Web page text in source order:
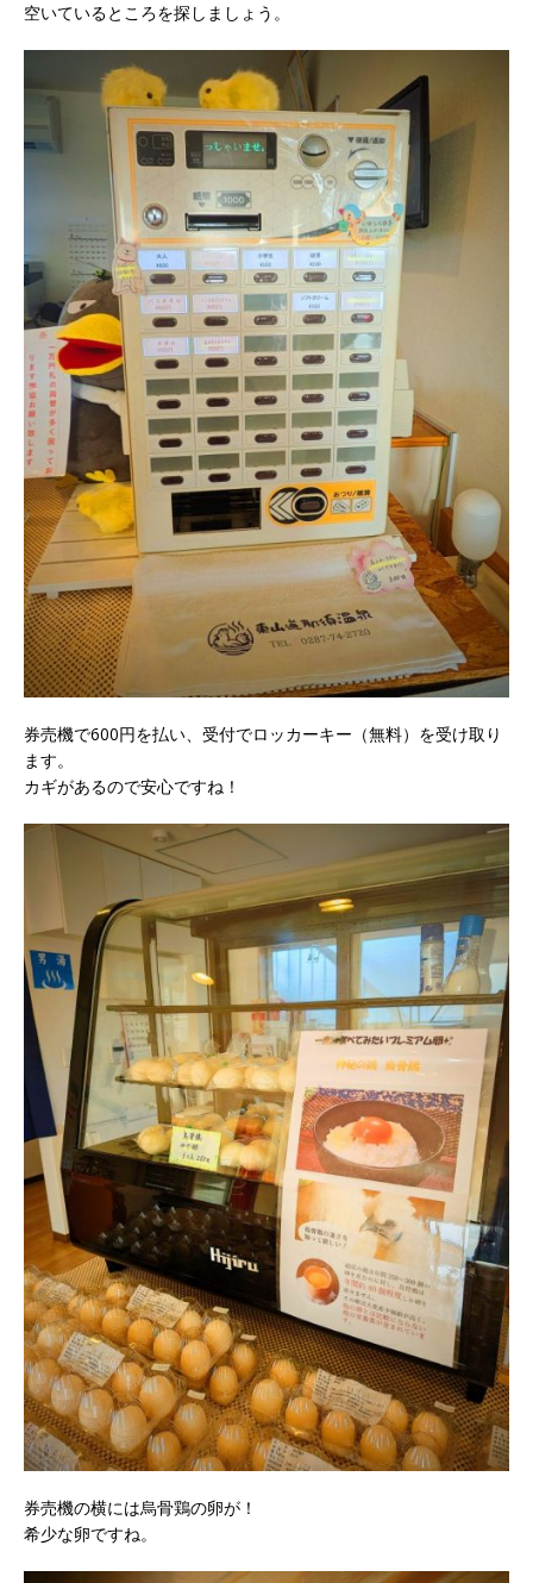
空いているところを探しましょう。
券売機で600円を払い、受付でロッカーキー（無料）を受け取り
ます。
カギがあるので安心ですね！
券売機の横には烏骨鶏の卵が！
希少な卵ですね。